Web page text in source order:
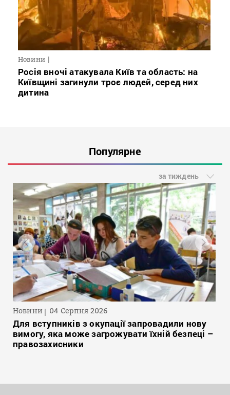
Новини
Росія вночі атакувала Київ та область: на
Київщині загинули троє людей, серед них
дитина
Популярне
за тиждень
Новини 04 Серпня 2026
Для вступників з окупації запровадили нову
вимогу, яка може загрожувати їхній безпеці –
правозахисники